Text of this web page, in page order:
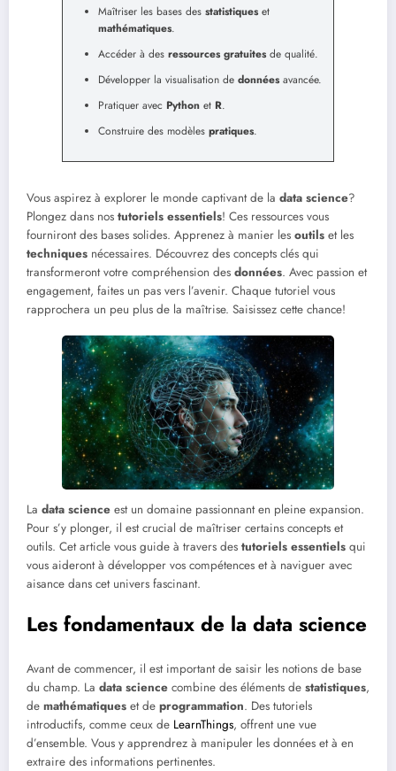
Maîtriser les bases des statistiqueset
mathématiques.
Accéder à des ressources gratuitesde qualité.
Développer la visualisation de donnéesavancée.
Pratiquer avec Python et R.
Construire des modèles pratiques.
Vous aspirez à explorer le monde captivant de la data science?
Plongez dans nos tutoriels essentiels! Ces ressources vous
fourniront des bases solides. Apprenez à manier les outils et les
techniques nécessaires. Découvrez des concepts clés qui
transformeront votre compréhension des données. Avec passion et
engagement, faites un pas vers l’avenir. Chaque tutoriel vous
rapprochera un peu plus de la maîtrise. Saisissez cette chance!
La data science est un domaine passionnant en pleine expansion.
Pour s’y plonger, il est crucial de maîtriser certains concepts et
outils. Cet article vous guide à travers des tutoriels essentiels qui
vous aideront à développer vos compétences et à naviguer avec
aisance dans cet univers fascinant.
Les fondamentaux de la data science
Avant de commencer, il est important de saisir les notions de base
du champ. La data science combine des éléments de statistiques,
de mathématiques et de programmation. Des tutoriels
introductifs, comme ceux de LearnThings, offrent une vue
d’ensemble. Vous y apprendrez à manipuler les données et à en
extraire des informations pertinentes.